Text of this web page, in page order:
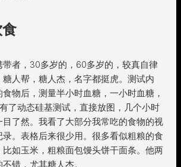
带者，30多岁的，60多岁的，较真自律
人帮，糖人杰，名字都挺虎。测试内
物后，测量半小时血糖，一小时血糖，
了动态硅基测试，直接放图，几个小时
了然。我看了大部分我常吃的食物的视
。表格后来很少用。很多看似粗粮的食
如玉米，粗粮面包馒头饼干面条。他两
错，尤其糖人杰。